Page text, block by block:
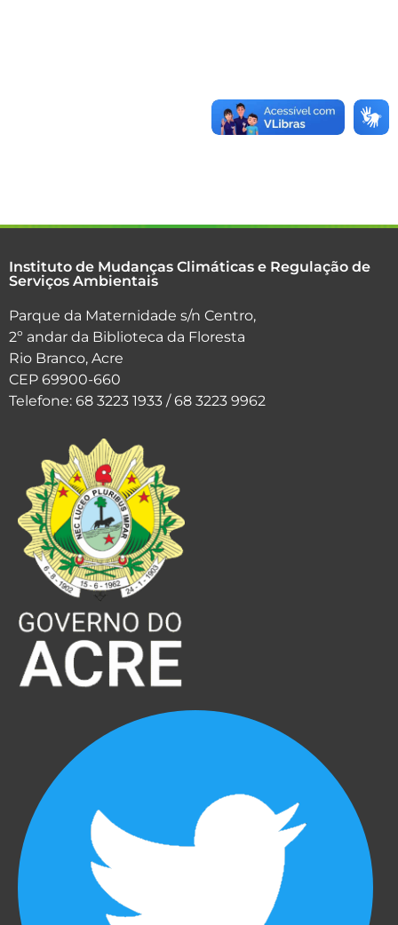
Instituto de Mudanças Climáticas e Regulação de
Serviços Ambientais
Parque da Maternidade s/n Centro,
2º andar da Biblioteca da Floresta
Rio Branco, Acre
CEP 69900-660
Telefone: 68 3223 1933 / 68 3223 9962